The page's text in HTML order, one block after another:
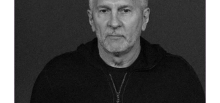
le score à la 67e minute par
l’intermédiaire de Trai Hume. Les
Anglais ont ensuite résisté aux
tentatives lensoises avant de porter l